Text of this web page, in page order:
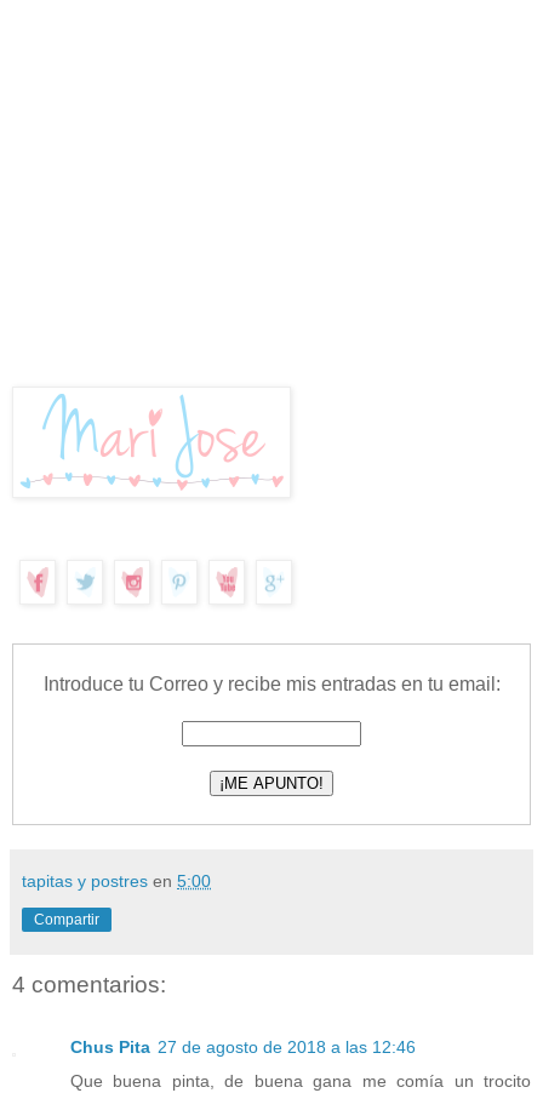
Introduce tu Correo y recibe mis entradas en tu email:
tapitas y postres en 5:00
Compartir
4 comentarios:
Chus Pita 27 de agosto de 2018 a las 12:46
Que buena pinta, de buena gana me comía un trocito